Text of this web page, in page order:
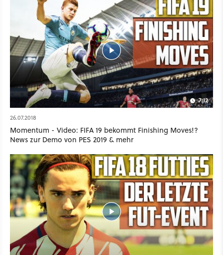
7:12
26.07.2018
Momentum - Video: FIFA 19 bekommt Finishing Moves!?
News zur Demo von PES 2019 & mehr